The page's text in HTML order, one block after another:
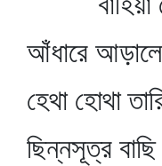
আঁধারে
হেথা হোথা
ছিন্নসূত্র